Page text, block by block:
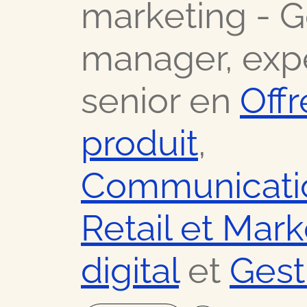
Nos meilleurs contacts dans
Nos meilleurs conseils
Offres
Les bons plans et actualités
FAQ
marketing -
manager,
senior en
produit,
Retail et
digitalet